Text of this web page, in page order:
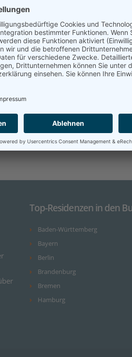
Leider kann das Haus über
angefragt werden.
Top-Residenzen in den
Baden-Württemberg
Bayern
Berlin
Brandenburg
Bremen
Hamburg